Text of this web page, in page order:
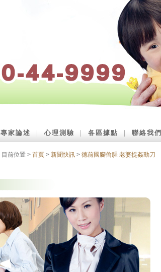
專家論述 ｜心理測驗 各區據點 聯絡我們
目前位置 > 首頁 > 新聞快訊 > 德前國腳偷腥 老婆捉姦動刀